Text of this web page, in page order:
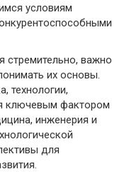
условиям
стремительно, важно
их основы.
технологии,
ключевым фактором
инженерия и
для